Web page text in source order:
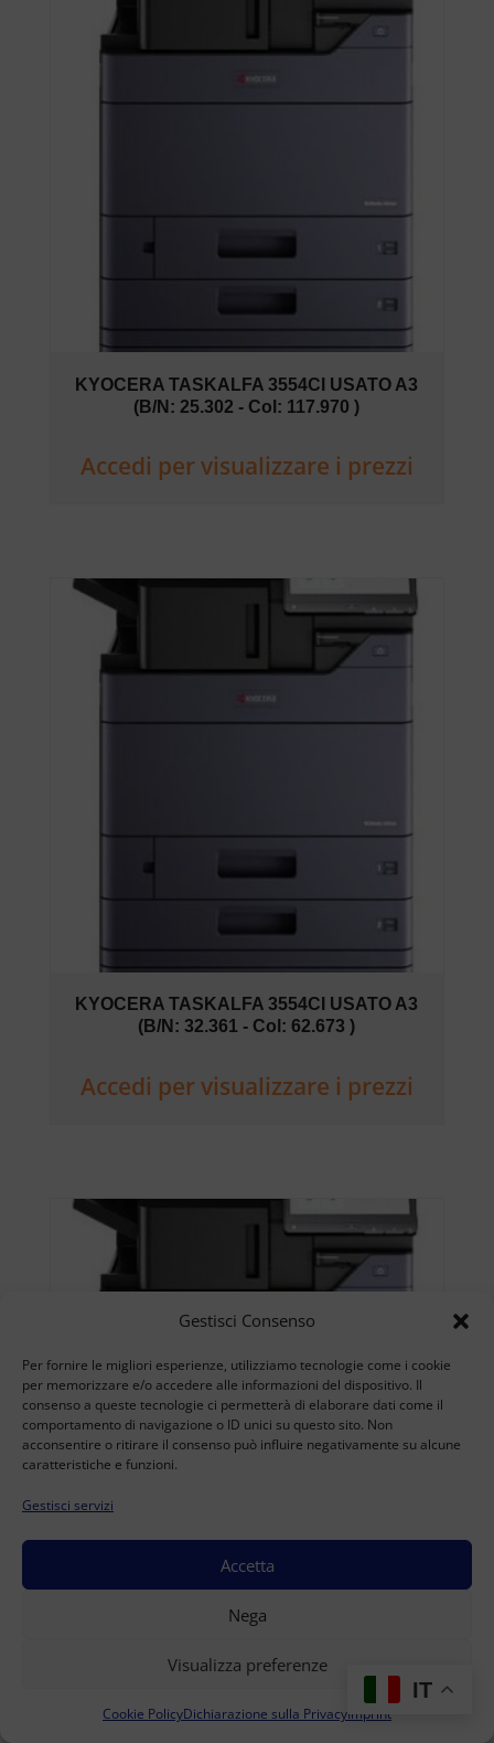
Gestisci Consenso
Per fornire le migliori esperienze, utilizziamo tecnologie come i cookie
per memorizzare e/o accedere alle informazioni del dispositivo. Il
consenso a queste tecnologie ci permetterà di elaborare dati come il
comportamento di navigazione o ID unici su questo sito. Non
acconsentire o ritirare il consenso può influire negativamente su alcune
caratteristiche e funzioni.
Gestisci servizi
Accetta
Nega
Visualizza preferenze
Cookie PolicyDichiarazione sulla PrivacyImprint
KYOCERA TASKALFA 3554CI USATO A3
(B/N: 25.302 - Col: 117.970 )
Accedi per visualizzare i prezzi
KYOCERA TASKALFA 3554CI USATO A3
(B/N: 32.361 - Col: 62.673 )
Accedi per visualizzare i prezzi
KYOCERA TASKALFA 3554CI USATO A3
Accedi per visualizzare i prezzi
IT